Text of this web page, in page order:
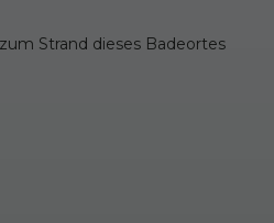
Strand dieses Badeortes